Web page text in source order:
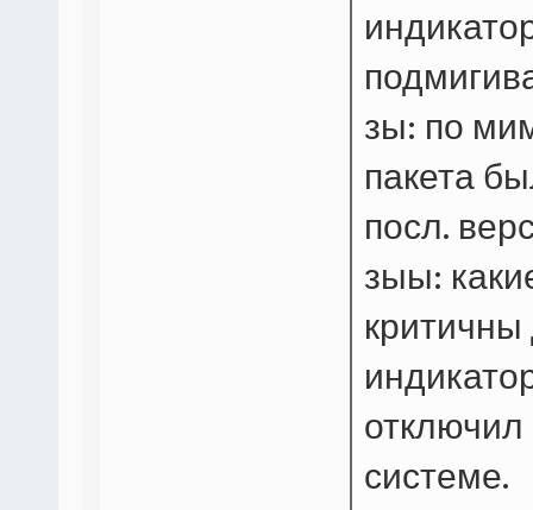
зы: по
пакета
посл.
зыы:
системе.